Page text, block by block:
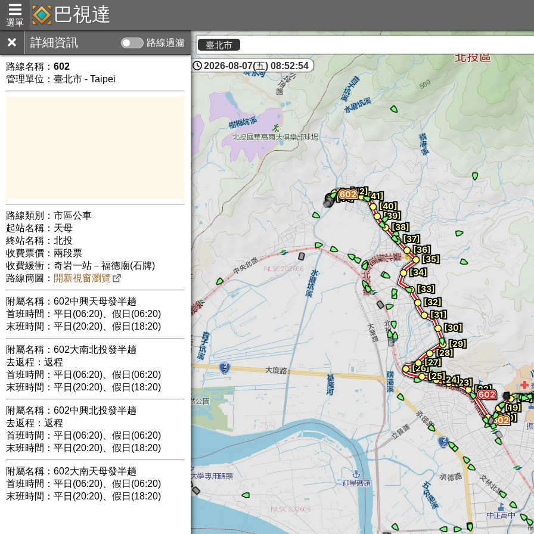
選單 巴視達
詳細資訊 路線過濾
路線名稱： 602
管理單位：臺北市 - Taipei
路線類別：市區公車
起站名稱：天母
終站名稱：北投
收費票價：兩段票
收費緩衝：奇岩一站－福德廟(石牌)
路線簡圖： 開新視窗瀏覽
附屬名稱：602中興天母發半趟
首班時間：平日(06:20)、假日(06:20)
末班時間：平日(20:20)、假日(18:20)
附屬名稱：602大南北投發半趟
去返程：返程
首班時間：平日(06:20)、假日(06:20)
末班時間：平日(20:20)、假日(18:20)
附屬名稱：602中興北投發半趟
去返程：返程
首班時間：平日(06:20)、假日(06:20)
末班時間：平日(20:20)、假日(18:20)
附屬名稱：602大南天母發半趟
首班時間：平日(06:20)、假日(06:20)
末班時間：平日(20:20)、假日(18:20)
臺北市
2026-08-07(五) 08:52:54